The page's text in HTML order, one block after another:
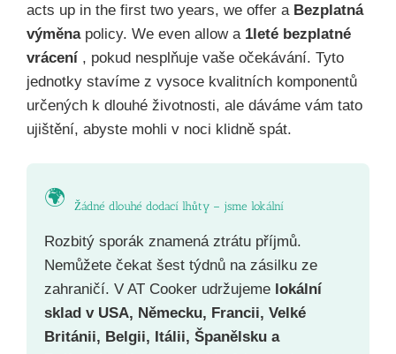
acts up in the first two years, we offer a Bezplatná
výměnapolicy. We even allow a 1leté bezplatné
vrácení , pokud nesplňuje vaše očekávání. Tyto
jednotky stavíme z vysoce kvalitních komponentů
určených k dlouhé životnosti, ale dáváme vám tato
ujištění, abyste mohli v noci klidně spát.
🌍 Žádné dlouhé dodací lhůty – jsme lokální
Rozbitý sporák znamená ztrátu příjmů.
Nemůžete čekat šest týdnů na zásilku ze
zahraničí. V AT Cooker udržujeme lokální
sklad v USA, Německu, Francii, Velké
Británii, Belgii, Itálii, Španělsku a